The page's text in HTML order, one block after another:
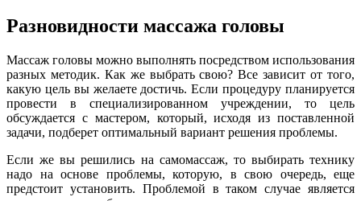
Разновидности массажа головы
Массаж головы можно выполнять посредством использования
разных методик. Как же выбрать свою? Все зависит от того,
какую цель вы желаете достичь. Если процедуру планируется
провести в специализированном учреждении, то цель
обсуждается с мастером, который, исходя из поставленной
задачи, подберет оптимальный вариант решения проблемы.
Если же вы решились на самомассаж, то выбирать технику
надо на основе проблемы, которую, в свою очередь, еще
предстоит установить. Проблемой в таком случае является